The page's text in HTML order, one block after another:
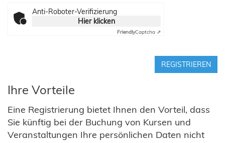
Anti-Roboter-Verifizierung
Hier klicken
FriendlyCaptcha ⇗
REGISTRIEREN
Ihre Vorteile
Eine Registrierung bietet Ihnen den Vorteil, dass
Sie künftig bei der Buchung von Kursen und
Veranstaltungen Ihre persönlichen Daten nicht